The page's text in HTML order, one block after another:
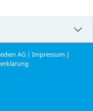
AG |Impressum |